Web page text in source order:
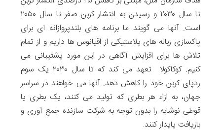
تا سال ۲۰۳۰ و رسیدن به انتشار کربن صفر تا سال ۲۰۵۰
است. آنها می گویند ما برنامه های بلندپروازانه ای برای
پاکسازی زباله های پلاستیکی از اقیانوس ها داریم و از تمام
تلاش ها برای افزایش آگاهی در این مورد پشتیبانی می
کنیم. کوکاکولا تعهد می کند که تا سال ۲۰۳۰ یک سوم
ردپای کربن خود را کاهش دهد. آنها می خواهند در سراسر
جهان، به ازاء هر بطری که تولید می کنند، یک بطری یا
قوطی نوشابه را بدون توجه به شرکت سازنده جمع آوری و
بازیافت پایدار کنند.